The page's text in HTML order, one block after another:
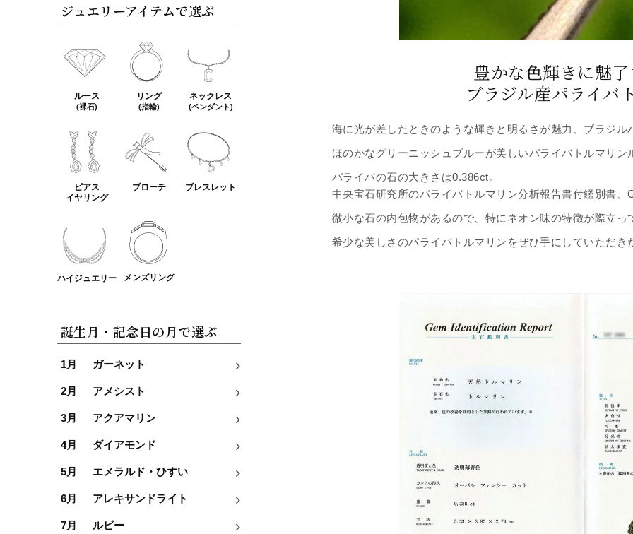
ジュエリーアイテムで選ぶ
ルース
(裸石)
リング
(指輪)
ネックレス
(ペンダント)
ピアス
イヤリング
ブローチ ブレスレット
ハイジュエリー メンズリング
誕生月・記念日の月で選ぶ
1月 ガーネット
2月 アメシスト
3月 アクアマリン
4月 ダイアモンド
5月 エメラルド・ひすい
6月 アレキサンドライト
7月 ルビー
豊かな色輝きに魅
ブラジル産パライバ
海に光が差したときのような輝きと明るさが魅力、ブラジ
ほのかなグリーニッシュブルーが美しいパライバトルマリン
パライバの石の大きさは0.386ct。
中央宝石研究所のパライバトルマリン分析報告書付鑑別書
微小な石の内包物があるので、特にネオン味の特徴が際立っ
希少な美しさのパライバトルマリンをぜひ手にしていただき